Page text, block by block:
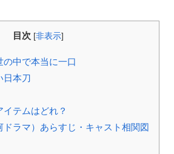
目次 [非表示]
中で本当に一口
日本刀
テムはどれ？
ドラマ）あらすじ・キャスト相関図